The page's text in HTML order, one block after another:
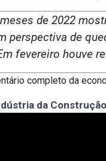
de 2022
perspectiva de
fevereiro houve
completo da
da Construção